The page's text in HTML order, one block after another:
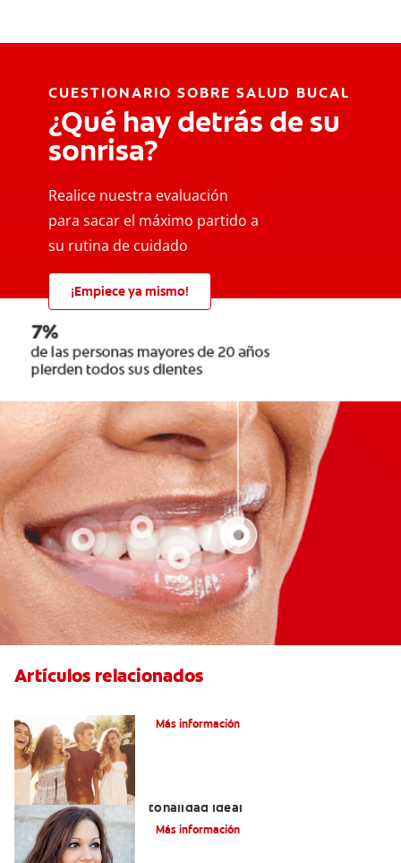
CUESTIONARIO SOBRE SALUD BUCAL
¿Qué hay detrás de su
sonrisa?
Realice nuestra evaluación
para sacar el máximo partido a
su rutina de cuidado
¡Empiece ya mismo!
Artículos relacionados
Más información
tonalidad ideal
Más información